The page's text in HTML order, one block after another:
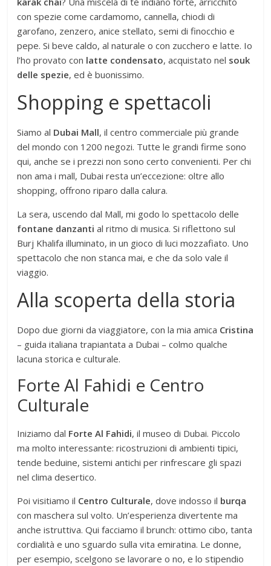
con spezie come cardamomo, cannella, chiodi di
garofano, zenzero, anice stellato, semi di finocchio e
pepe. Si beve caldo, al naturale o con zucchero e latte. Io
l’ho provato con latte condensato, acquistato nel souk
delle spezie, ed è buonissimo.
Shopping e spettacoli
Siamo al Dubai Mall, il centro commerciale più grande
del mondo con 1200 negozi. Tutte le grandi firme sono
qui, anche se i prezzi non sono certo convenienti. Per chi
non ama i mall, Dubai resta un’eccezione: oltre allo
shopping, offrono riparo dalla calura.
La sera, uscendo dal Mall, mi godo lo spettacolo delle
fontane danzanti al ritmo di musica. Si riflettono sul
Burj Khalifa illuminato, in un gioco di luci mozzafiato. Uno
spettacolo che non stanca mai, e che da solo vale il
viaggio.
Alla scoperta della storia
Dopo due giorni da viaggiatore, con la mia amica Cristina
– guida italiana trapiantata a Dubai – colmo qualche
lacuna storica e culturale.
Forte Al Fahidi e Centro
Culturale
Iniziamo dal Forte Al Fahidi, il museo di Dubai. Piccolo
ma molto interessante: ricostruzioni di ambienti tipici,
tende beduine, sistemi antichi per rinfrescare gli spazi
nel clima desertico.
Poi visitiamo il Centro Culturale, dove indosso il burqa
con maschera sul volto. Un’esperienza divertente ma
anche istruttiva. Qui facciamo il brunch: ottimo cibo, tanta
cordialità e uno sguardo sulla vita emiratina. Le donne,
per esempio, scelgono se lavorare o no, e lo stipendio